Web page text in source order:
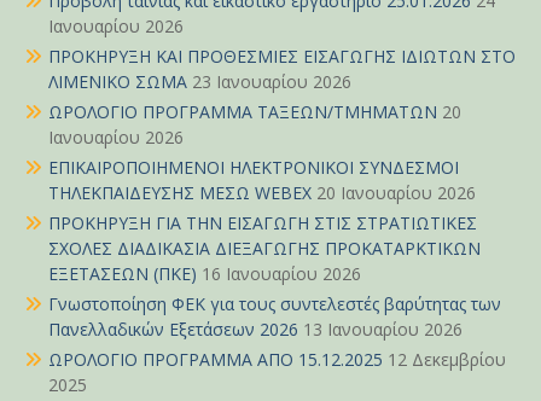
Ιανουαρίου 2026
ΠΡΟΚΗΡΥΞΗ ΚΑΙ ΠΡΟΘΕΣΜΙΕΣ ΕΙΣΑΓΩΓΗΣ ΙΔΙΩΤΩΝ ΣΤΟ
ΛΙΜΕΝΙΚΟ ΣΩΜΑ 23 Ιανουαρίου 2026
ΩΡΟΛΟΓΙΟ ΠΡΟΓΡΑΜΜΑ ΤΑΞΕΩΝ/ΤΜΗΜΑΤΩΝ 20
Ιανουαρίου 2026
ΕΠΙΚΑΙΡΟΠΟΙΗΜΕΝΟΙ ΗΛΕΚΤΡΟΝΙΚΟΙ ΣΥΝΔΕΣΜΟΙ
ΤΗΛΕΚΠΑΙΔΕΥΣΗΣ ΜΕΣΩ WEBEX 20 Ιανουαρίου 2026
ΠΡΟΚΗΡΥΞΗ ΓΙΑ ΤΗΝ ΕΙΣΑΓΩΓΗ ΣΤΙΣ ΣΤΡΑΤΙΩΤΙΚΕΣ
ΣΧΟΛΕΣ ΔΙΑΔΙΚΑΣΙΑ ΔΙΕΞΑΓΩΓΗΣ ΠΡΟΚΑΤΑΡΚΤΙΚΩΝ
ΕΞΕΤΑΣΕΩΝ (ΠΚΕ) 16 Ιανουαρίου 2026
Γνωστοποίηση ΦΕΚ για τους συντελεστές βαρύτητας των
Πανελλαδικών Εξετάσεων 2026 13 Ιανουαρίου 2026
ΩΡΟΛΟΓΙΟ ΠΡΟΓΡΑΜΜΑ ΑΠΟ 15.12.2025 12 Δεκεμβρίου
2025